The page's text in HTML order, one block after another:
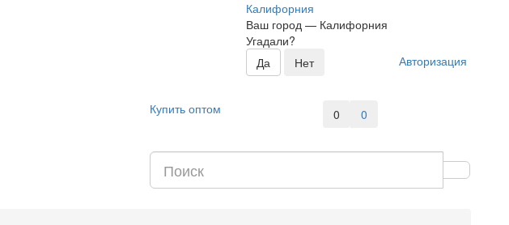
Калифорния
Ваш город — Калифорния
Угадали?
Авторизация
Купить оптом 0 0